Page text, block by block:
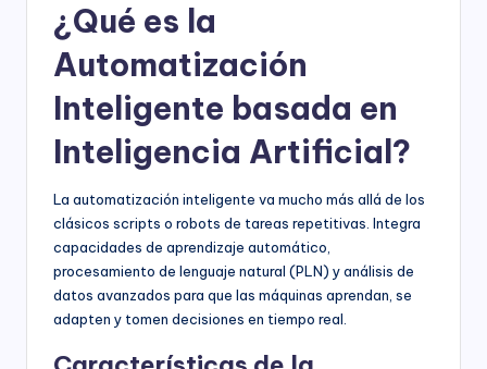
¿Qué es la
Automatización
Inteligente basada en
Inteligencia Artificial?
La automatización inteligente va mucho más allá de los
clásicos scripts o robots de tareas repetitivas. Integra
capacidades de aprendizaje automático,
procesamiento de lenguaje natural (PLN) y análisis de
datos avanzados para que las máquinas aprendan, se
adapten y tomen decisiones en tiempo real.